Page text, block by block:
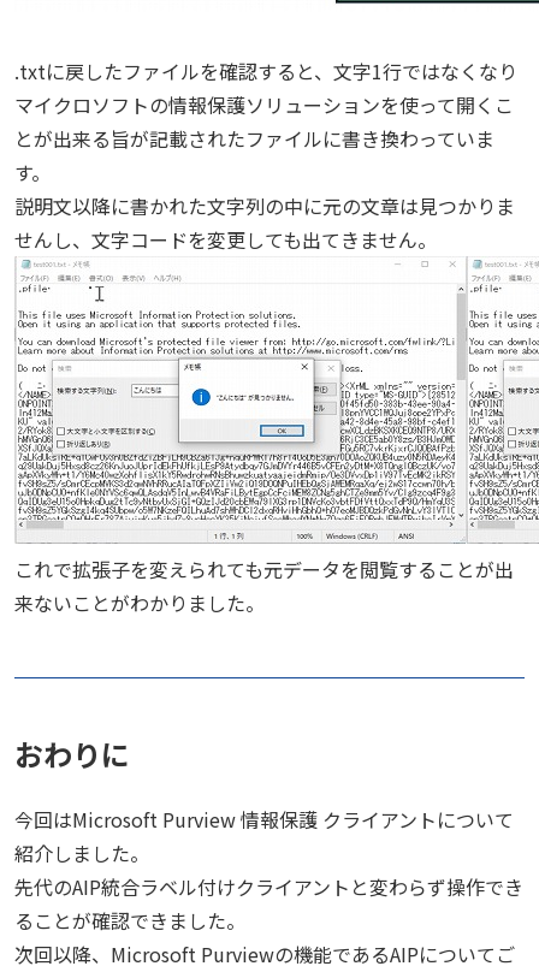
.txtに戻したファイルを確認すると、文字1行ではなくなり
マイクロソフトの情報保護ソリューションを使って開くこ
とが出来る旨が記載されたファイルに書き換わっていま
す。
説明文以降に書かれた文字列の中に元の文章は見つかりま
せんし、文字コードを変更しても出てきません。
これで拡張子を変えられても元データを閲覧することが出
来ないことがわかりました。
おわりに
今回はMicrosoft Purview 情報保護 クライアントについて
紹介しました。
先代のAIP統合ラベル付けクライアントと変わらず操作でき
ることが確認できました。
次回以降、Microsoft Purviewの機能であるAIPについてご